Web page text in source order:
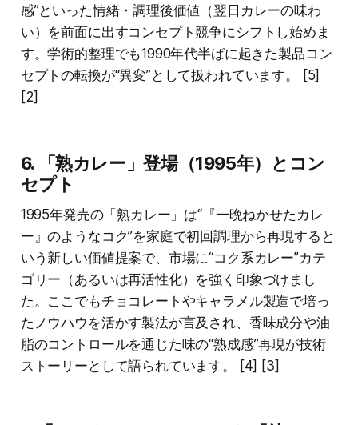
感”といった情緒・調理後価値（翌日カレーの味わ
い）を前面に出すコンセプト競争にシフトし始めま
す。学術的整理でも1990年代半ばに起きた製品コン
セプトの転換が“異変”として扱われています。 [5]
[2]
6. 「熟カレー」登場（1995年）とコン
セプト
1995年発売の「熟カレー」は“『一晩ねかせたカレ
ー』のようなコク”を家庭で初回調理から再現すると
いう新しい価値提案で、市場に“コク系カレー”カテ
ゴリー（あるいは再活性化）を強く印象づけまし
た。ここでもチョコレートやキャラメル製造で培っ
たノウハウを活かす製法が言及され、香味成分や油
脂のコントロールを通じた味の“熟成感”再現が技術
ストーリーとして語られています。 [4] [3]